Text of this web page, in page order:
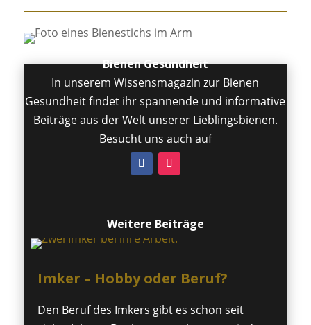
Bienen Gesundheit
In unserem Wissensmagazin zur Bienen
Gesundheit findet ihr spannende und informative
Beiträge aus der Welt unserer Lieblingsbienen.
Besucht uns auch auf
Weitere Beiträge
Imker – Hobby oder Beruf?
Den Beruf des Imkers gibt es schon seit